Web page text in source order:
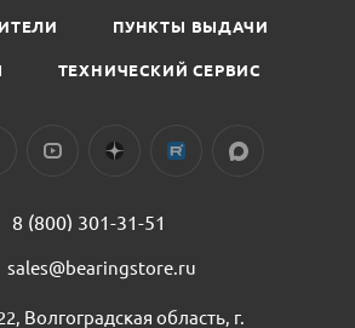
ПУНКТЫ ВЫДАЧИ
ТЕХНИЧЕСКИЙ СЕРВИС
8 (800) 301-31-51
sales@bearingstore.ru
Волгоградская область, г.